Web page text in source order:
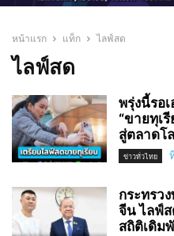
หน้าแรก แท็ก ไลฟ์สด
ไลฟ์สด
พรุ่งนี้รอ
“ขายทุเ
สู่ตลาดโ
ข่าวทั่วไทย
กระทรว
จีน ไลฟ์ส
สถิติเดิม